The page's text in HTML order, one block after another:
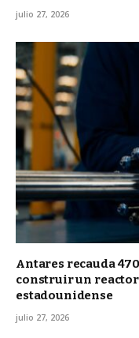
julio 27, 2026
Antares recauda
construir un
estadounidense
julio 27, 2026